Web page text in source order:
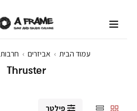
עמוד הבית › אביזרים › חרבות
Thruster
פילטר